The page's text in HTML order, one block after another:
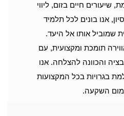
חיים בזום, ליווי
אנו בונים לכל תלמיד
שמוביל אותו אל היעד.
תומכת ומקצועית, עם
והכוונה להצלחה. אנו
בגרויות בכל המקצועות
השקעה.